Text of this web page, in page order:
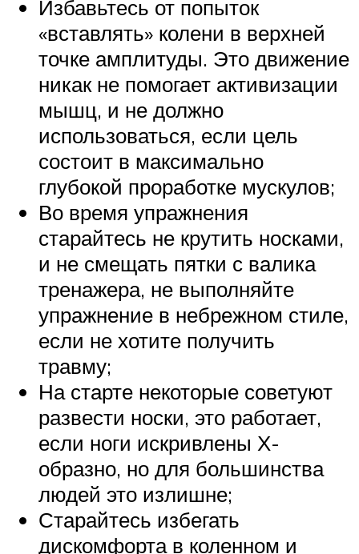
Избавьтесь от попыток
«вставлять» колени в верхней
точке амплитуды. Это движение
никак не помогает активизации
мышц, и не должно
использоваться, если цель
состоит в максимально
глубокой проработке мускулов;
Во время упражнения
старайтесь не крутить носками,
и не смещать пятки с валика
тренажера, не выполняйте
упражнение в небрежном стиле,
если не хотите получить
травму;
На старте некоторые советуют
развести носки, это работает,
если ноги искривлены Х-
образно, но для большинства
людей это излишне;
Старайтесь избегать
дискомфорта в коленном и